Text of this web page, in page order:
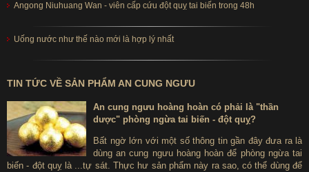
Angong Niuhuang Wan - viên cấp cứu đột quỵ tai biến trong 48h
Uống nước như thế nào mới là hợp lý nhất
TIN TỨC VỀ SẢN PHẨM AN CUNG NGƯU
An cung ngưu hoàng hoàn có phải là "thần
dược" phòng ngừa tai biến - đột quỵ?
Bất ngờ lớn với một số thông tin gần đây đưa ra là
dùng an cung ngưu hoàng hoàn để phòng ngừa tai
biến - đột quỵ là ...tự sát. Thực hư sản phẩm này ra sao, có thể dùng để